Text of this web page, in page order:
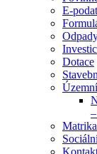
E-
Dotace
Matrika